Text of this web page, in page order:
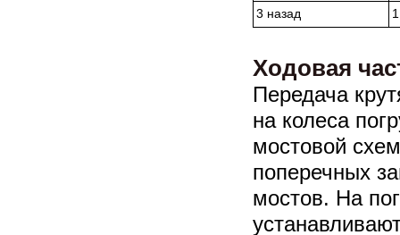
3 назад
Ходовая
Передача
на колеса
мостовой
поперечных
мостов. На